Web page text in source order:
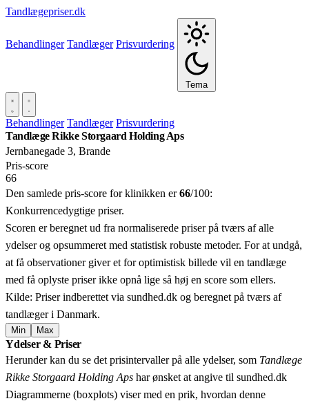
Tandlægepriser.dk
Behandlinger Tandlæger Prisvurdering
Tema
Behandlinger Tandlæger Prisvurdering
Tandlæge Rikke Storgaard Holding Aps
Jernbanegade 3, Brande
Pris‑score
66
Den samlede pris-score for klinikken er66/100:
Konkurrencedygtige priser.
Scoren er beregnet ud fra normaliserede priser på tværs af alle
ydelser og opsummeret med statistisk robuste metoder. For at undgå,
at få observationer giver et for optimistisk billede vil en tandlæge
med få oplyste priser ikke opnå lige så høj en score som ellers.
Kilde: Priser indberettet via sundhed.dk og beregnet på tværs af
tandlæger i Danmark.
Min Max
+
−
Ydelser & Priser
Herunder kan du se det prisintervaller på alle ydelser, som Tandlæge
Rikke Storgaard Holding Aps har ønsket at angive til sundhed.dk
Diagrammerne (boxplots) viser med en prik, hvordan denne